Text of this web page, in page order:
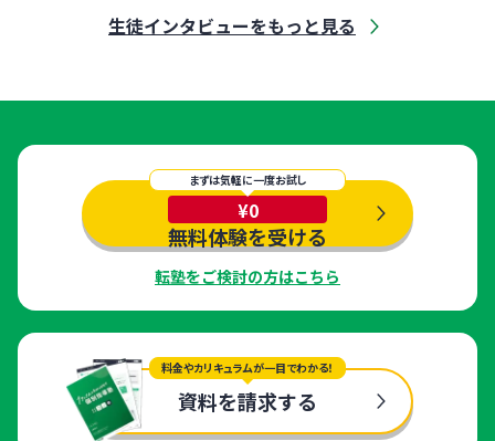
生徒インタビューをもっと見る
まずは気軽に一度お試し
¥0
無料体験を受ける
転塾をご検討の方はこちら
料金やカリキュラムが一目でわかる！
資料を請求する